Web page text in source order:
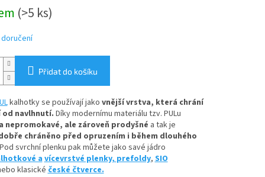
(>5 ks)
Přidat do košíku
kalhotky se používají jako vnější vrstva, která chrání
od navlhnutí.Díkymodernímu materiálu tzv. PULu
nepromokavé, ale zároveň prodyšné a tak je
chráněno před opruzením i během dlouhého
Pod svrchní plenku pak můžete jako savé jádro
avícevrstvé plenky,prefoldy,SIO
klasickéčeské čtverce.